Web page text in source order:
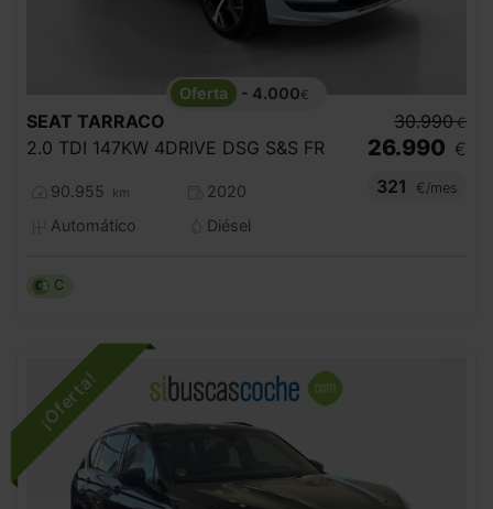
- 4.000€
SEAT TARRACO
2.0 TDI 147KW 4DRIVE DSG S&S FR
90.955 km
2020
Automático
Diésel
30.990 €
26.990 €
321
€/mes
C